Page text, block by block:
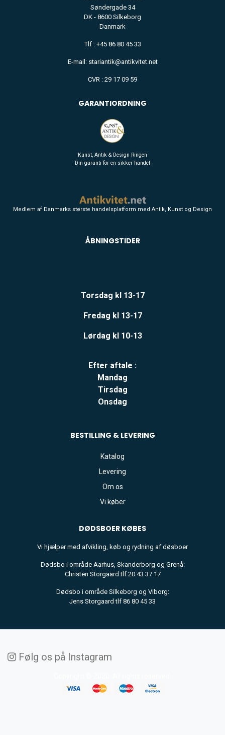
Søndergade 34
DK - 8600 Silkeborg
Danmark
Tlf : +45 86 80 45 33
E-mail: stariantik@antikvitet.net
CVR : 29 17 09 59
GARANTIORDNING
Kunst, Antik & Design Ringen
Din garanti for en sikker handel
Medlem af Danmarks største handelsplatform med Antik, Kunst og Design
ÅBNINGSTIDER
Torsdag kl 13-17
Fredag kl 13-17
Lørdag kl 10-13
Efter aftale :
Mandag
Tirsdag
Onsdag
BESTILLING & LEVERING
Katalog
Levering
Om os
Vi køber
DØDSBOER KØBES
Vi hjælper med afvikling, køb og rydning af døsboer
Dødsbo i område Aarhus, Skanderborg og Grenå:
Christen Storgaard tlf 20 43 37 17
Dødsbo i område Silkeborg og Viborg:
Jens Storgaard tlf 86 80 45 33
Følg os på Instagram